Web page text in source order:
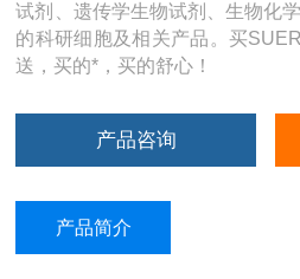
试剂、遗传学生物试剂、生物化
的科研细胞及相关产品。买
送，买的*，买的舒心！
产品咨询
产品简介